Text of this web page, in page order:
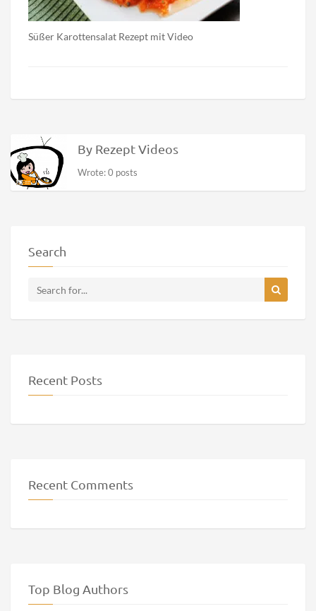
Süßer Karottensalat Rezept mit Video
By Rezept Videos
Wrote: 0 posts
Search
Recent Posts
Recent Comments
Top Blog Authors